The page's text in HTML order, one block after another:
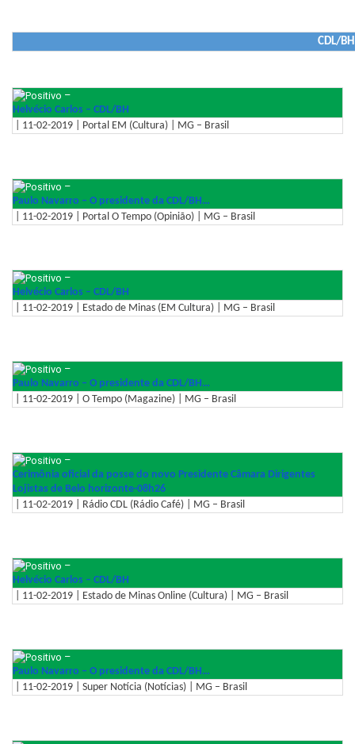
CDL/
–
Helvécio Carlos – CDL/BH
| 11-02-2019 | Portal EM (Cultura) | MG – Brasil
–
Paulo Navarro – O presidente da CDL/BH…
| 11-02-2019 | Portal O Tempo (Opinião) | MG – Brasil
–
Helvécio Carlos – CDL/BH
| 11-02-2019 | Estado de Minas (EM Cultura) | MG – Brasil
–
Paulo Navarro – O presidente da CDL/BH…
| 11-02-2019 | O Tempo (Magazine) | MG – Brasil
–
Cerimônia oficial da posse do novo Presidente Câmara Dirigentes
Lojistas de Belo horizonte-08h26
| 11-02-2019 | Rádio CDL (Rádio Café) | MG – Brasil
–
Helvécio Carlos – CDL/BH
| 11-02-2019 | Estado de Minas Online (Cultura) | MG – Brasil
–
Paulo Navarro – O presidente da CDL/BH…
| 11-02-2019 | Super Notícia (Notícias) | MG – Brasil